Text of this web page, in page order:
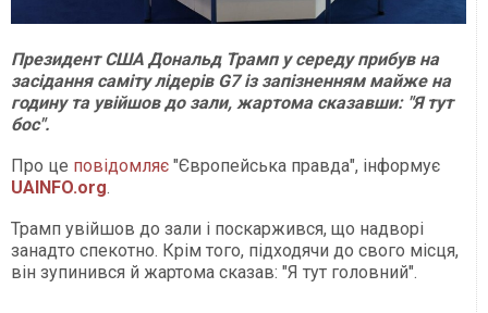
Президент США Дональд Трамп у середу прибув на
засідання саміту лідерів G7 із запізненням майже на
годину та увійшов до зали, жартома сказавши: "Я тут
бос".
Про це повідомляє "Європейська правда", інформує
UAINFO.org.
Трамп увійшов до зали і поскаржився, що надворі
занадто спекотно. Крім того, підходячи до свого місця,
він зупинився й жартома сказав: "Я тут головний".